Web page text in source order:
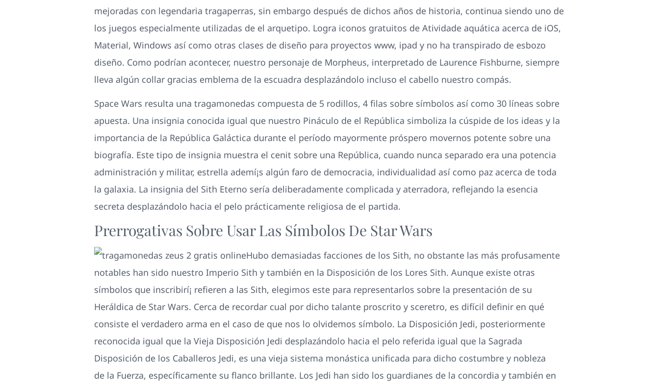
mejoradas con legendaria tragaperras, sin embargo después de dichos años de historia, continua siendo uno de
los juegos especialmente utilizadas de el arquetipo. Logra iconos gratuitos de Atividade aquática acerca de iOS,
Material, Windows así­ como otras clases de diseño para proyectos www, ipad y no ha transpirado de esbozo
diseño. Como podrí­an acontecer, nuestro personaje de Morpheus, interpretado de Laurence Fishburne, siempre
lleva algún collar gracias emblema de la escuadra desplazándolo incluso el cabello nuestro compás.
Space Wars resulta una tragamonedas compuesta de 5 rodillos, 4 filas sobre símbolos así­ como 30 líneas sobre
apuesta. Una insignia conocida igual que nuestro Pináculo de el República simboliza la cúspide de los ideas y la
importancia de la República Galáctica durante el período mayormente próspero movernos potente sobre una
biografía. Este tipo de insignia muestra el cenit sobre una República, cuando nunca separado era una potencia
administración y militar, estrella ademí¡s algún faro de democracia, individualidad así­ como paz acerca de toda
la galaxia. La insignia del Sith Eterno serí­a deliberadamente complicada y aterradora, reflejando la esencia
secreta desplazándolo hacia el pelo prácticamente religiosa de el partida.
Prerrogativas Sobre Usar Las Símbolos De Star Wars
Hubo demasiadas facciones de los Sith, no obstante las más profusamente
notables han sido nuestro Imperio Sith y también en la Disposición de los Lores Sith. Aunque existe otras
símbolos que inscribirí¡ refieren a las Sith, elegimos este para representarlos sobre la presentación de su
Heráldica de Star Wars. Cerca de recordar cual por dicho talante proscrito y sceretro, es difícil definir en qué
consiste el verdadero arma en el caso de que nos lo olvidemos símbolo. La Disposición Jedi, posteriormente
reconocida igual que la Vieja Disposición Jedi desplazándolo hacia el pelo referida igual que la Sagrada
Disposición de los Caballeros Jedi, es una vieja sistema monástica unificada para dicho costumbre y nobleza
de la Fuerza, específicamente su flanco brillante. Los Jedi han sido los guardianes de la concordia y también en